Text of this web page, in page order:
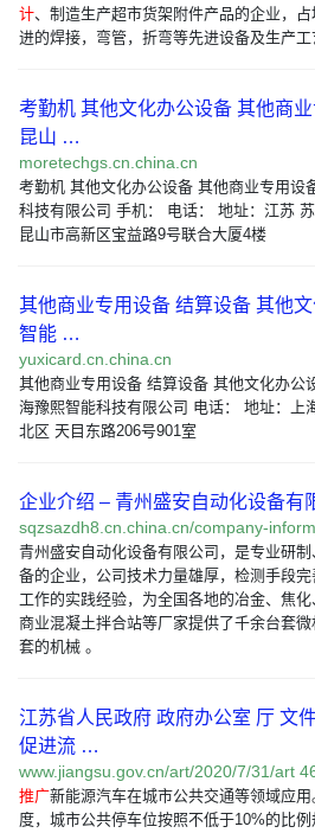
计、制造生产超市货架附件产品的企业，
进的焊接，弯管，折弯等先进设备及生产工
考勤机 其他文化办公设备 其他商
昆山 …
moretechgs.cn.china.cn
考勤机 其他文化办公设备 其他商业专用设
科技有限公司 手机： 电话： 地址：江苏
昆山市高新区宝益路9号联合大厦4楼
其他商业专用设备 结算设备 其他
智能 …
yuxicard.cn.china.cn
其他商业专用设备 结算设备 其他文化办公
海豫熙智能科技有限公司 电话： 地址：上
北区 天目东路206号901室
企业介绍 – 青州盛安自动化设备有
sqzsazdh8.cn.china.cn/company-
青州盛安自动化设备有限公司，是专业研
备的企业，公司技术力量雄厚，检测手段
工作的实践经验，为全国各地的冶金、焦
商业混凝土拌合站等厂家提供了千余台套
套的机械 。
江苏省人民政府 政府办公室 厅 文
促进流 …
www.jiangsu.gov.cn/art/2020/7/31/art
推广新能源汽车在城市公共交通等领域应
度，城市公共停车位按照不低于10%的比